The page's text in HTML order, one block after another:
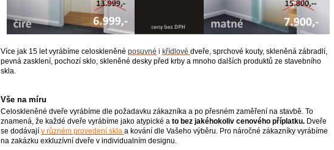
Více jak 15 let vyrábíme celoskleněné posuvné i křídlové dveře, sprchové kouty, skleněná zábradlí,
pevná zasklení, pochozí sklo, skleněné desky před krby a mnoho dalších produktů ze stavebního
skla.
Vše na míru
Celoskleněné dveře vyrábíme dle požadavku zákazníka a po přesném zaměření na stavbě. To
znamená, že každé dveře vyrábíme jako atypické a to bez jakéhokoliv cenového příplatku. Dveře
se dodávají v různém provedení skla a kování dle Vašeho výběru. Pro náročné zákazníky vyrábíme
na zakázku exkluzívní dveře v individualním designu.